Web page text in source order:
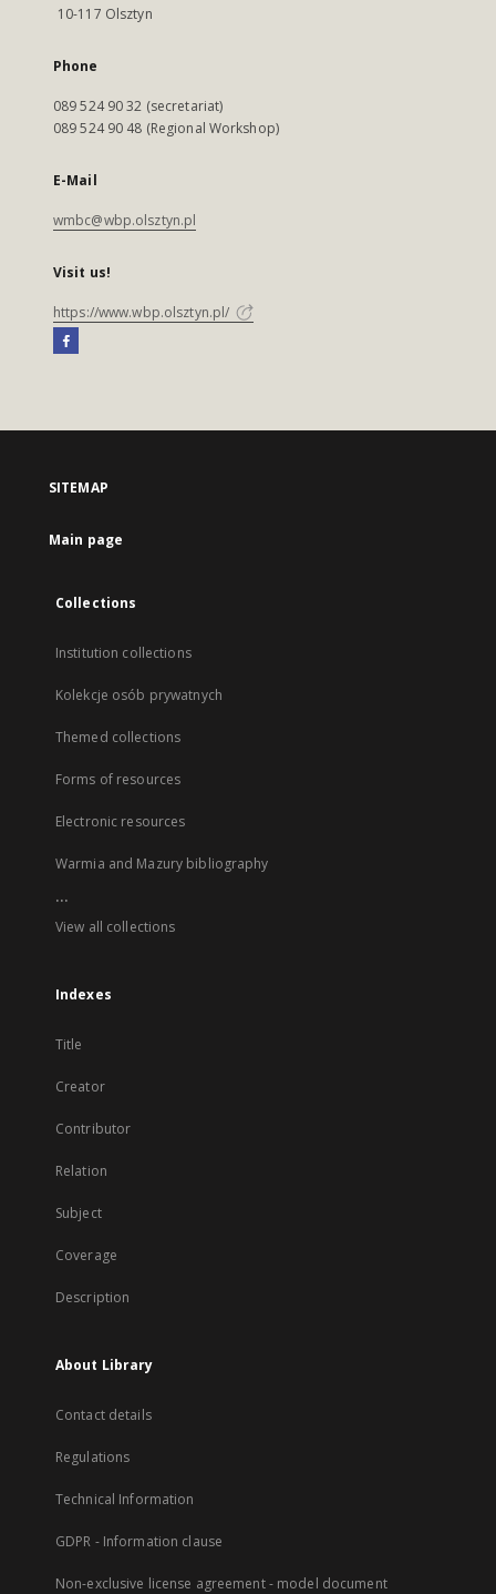
10-117 Olsztyn
Phone
089 524 90 32 (secretariat)
089 524 90 48 (Regional Workshop)
E-Mail
wmbc@wbp.olsztyn.pl
Visit us!
https://www.wbp.olsztyn.pl/
SITEMAP
Main page
Collections
Institution collections
Kolekcje osób prywatnych
Themed collections
Forms of resources
Electronic resources
Warmia and Mazury bibliography
...
View all collections
Indexes
Title
Creator
Contributor
Relation
Subject
Coverage
Description
About Library
Contact details
Regulations
Technical Information
GDPR - Information clause
Non-exclusive license agreement - model document